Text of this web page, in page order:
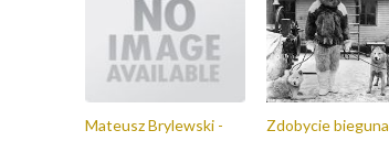
Mateusz Brylewski -
Zdobycie bieguna